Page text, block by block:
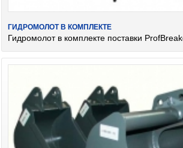
ГИДРОМОЛОТ В КОМПЛЕКТЕ
Гидромолот в комплекте поставки